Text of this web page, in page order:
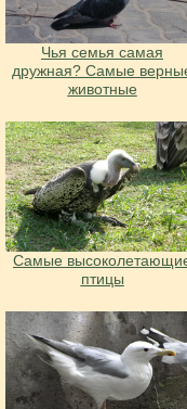
Чья семья самая
дружная? Самые
животные
Самые
птицы